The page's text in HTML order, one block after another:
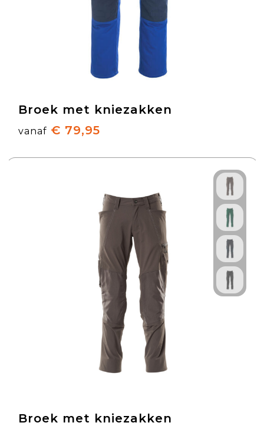
Broek met kniezakken
vanaf € 79,95
Broek met kniezakken